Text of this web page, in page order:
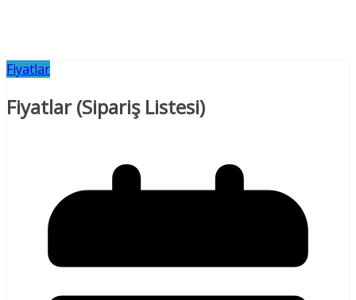
Fiyatlar
Fiyatlar (Sipariş Listesi)